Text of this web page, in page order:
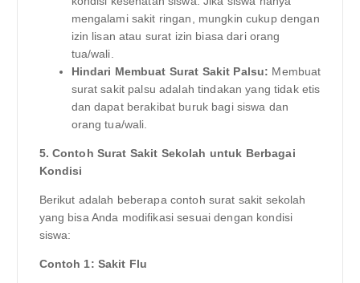
mengalami sakit ringan, mungkin cukup dengan
izin lisan atau surat izin biasa dari orang
tua/wali.
Hindari Membuat Surat Sakit Palsu: Membuat
surat sakit palsu adalah tindakan yang tidak etis
dan dapat berakibat buruk bagi siswa dan
orang tua/wali.
5. Contoh Surat Sakit Sekolah untuk Berbagai
Kondisi
Berikut adalah beberapa contoh surat sakit sekolah
yang bisa Anda modifikasi sesuai dengan kondisi
siswa:
Contoh 1: Sakit Flu